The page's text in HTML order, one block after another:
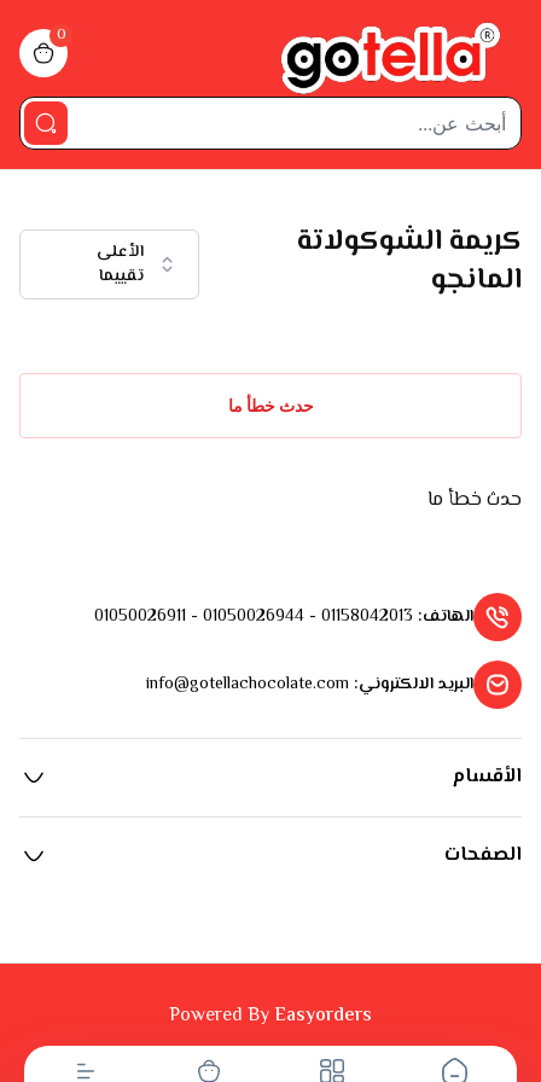
0
bag
كريمة الشوكولاتة
المانجو
الأعلى
تقييما
حدث خطأ ما
حدث خطأ ما
الهاتف:
01158042013 - 01050026944 - 01050026911
البريد الالكتروني:
info@gotellachocolate.com
الأقسام
الصفحات
Powered ByEasyorders